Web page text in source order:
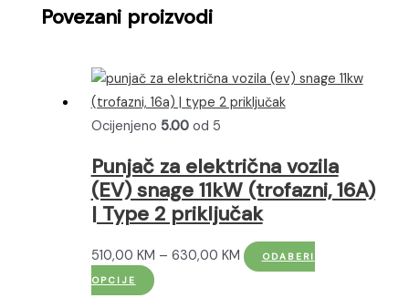
Povezani proizvodi
Ocijenjeno 5.00od 5
Punjač za električna vozila
(EV) snage 11kW (trofazni, 16A)
| Type 2 priključak
510,00 KM – 630,00 KMRasponODABERI
OPCIJE
Ovaj